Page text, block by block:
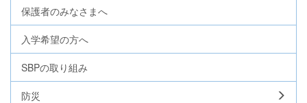
保護者のみなさまへ
入学希望の方へ
SBPの取り組み
防災